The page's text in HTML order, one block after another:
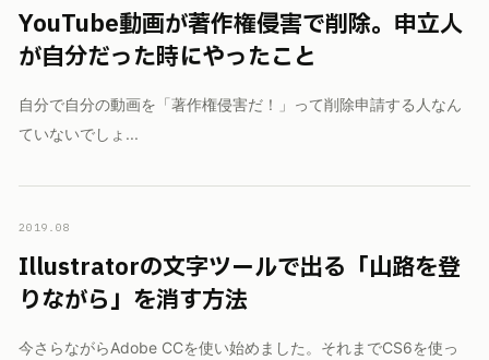
YouTube動画が著作権侵害で削除。申立人
が自分だった時にやったこと
自分で自分の動画を「著作権侵害だ！」って削除申請する人なん
ていないでしょ...
2019.08
Illustratorの文字ツールで出る「山路を登
りながら」を消す方法
今さらながらAdobe CCを使い始めました。それまでCS6を使っ